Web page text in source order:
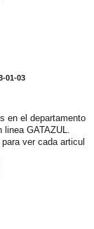
01-03
en el departamento
GATAZUL.
ver cada articul